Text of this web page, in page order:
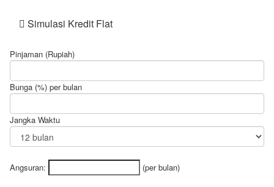
Simulasi Kredit Flat
Pinjaman (Rupiah)
Bunga (%) per bulan
Jangka Waktu
Angsuran: (per bulan)